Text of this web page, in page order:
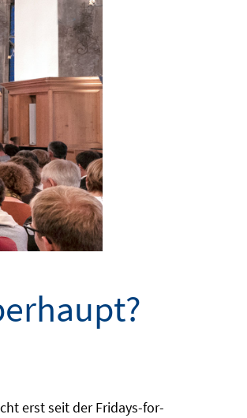
erst seit der Fridays-for-